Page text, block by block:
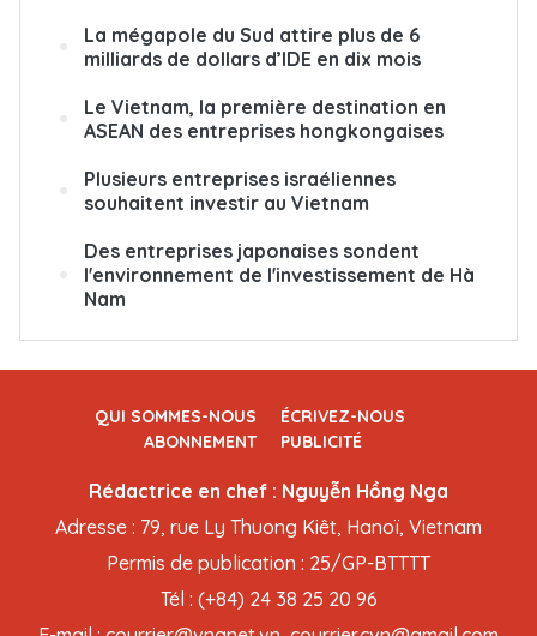
La mégapole du Sud attire plus de 6
milliards de dollars d’IDE en dix mois
Le Vietnam, la première destination en
ASEAN des entreprises hongkongaises
Plusieurs entreprises israéliennes
souhaitent investir au Vietnam
Des entreprises japonaises sondent
l'environnement de l'investissement de Hà
Nam
QUI SOMMES-NOUS
ÉCRIVEZ-NOUS
ABONNEMENT
PUBLICITÉ
Rédactrice en chef : Nguyễn Hồng Nga
Adresse : 79, rue Ly Thuong Kiêt, Hanoï, Vietnam
Permis de publication : 25/GP-BTTTT
Tél : (+84) 24 38 25 20 96